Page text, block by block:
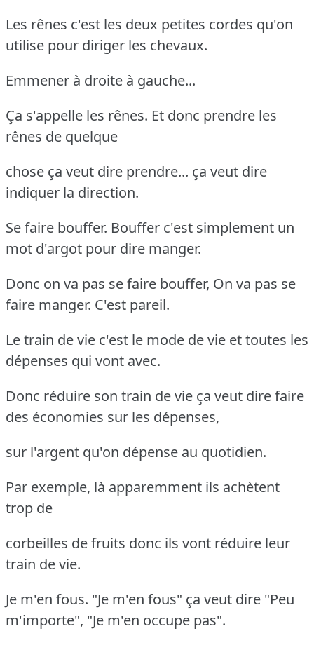
Les rênes c'est les deux petites cordes qu'on
utilise pour diriger les chevaux.
Emmener à droite à gauche...
Ça s'appelle les rênes. Et donc prendre les
rênes de quelque
chose ça veut dire prendre... ça veut dire
indiquer la direction.
Se faire bouffer. Bouffer c'est simplement un
mot d'argot pour dire manger.
Donc on va pas se faire bouffer, On va pas se
faire manger. C'est pareil.
Le train de vie c'est le mode de vie et toutes les
dépenses qui vont avec.
Donc réduire son train de vie ça veut dire faire
des économies sur les dépenses,
sur l'argent qu'on dépense au quotidien.
Par exemple, là apparemment ils achètent
trop de
corbeilles de fruits donc ils vont réduire leur
train de vie.
Je m'en fous. "Je m'en fous" ça veut dire "Peu
m'importe", "Je m'en occupe pas".